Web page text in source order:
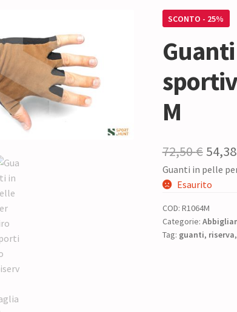
SCONTO - 25%
M
72,50€ Il
era:
54,38
Guanti in pelle
Esaurito
COD: R1064M
Categorie:
Tag: guanti, riserva,